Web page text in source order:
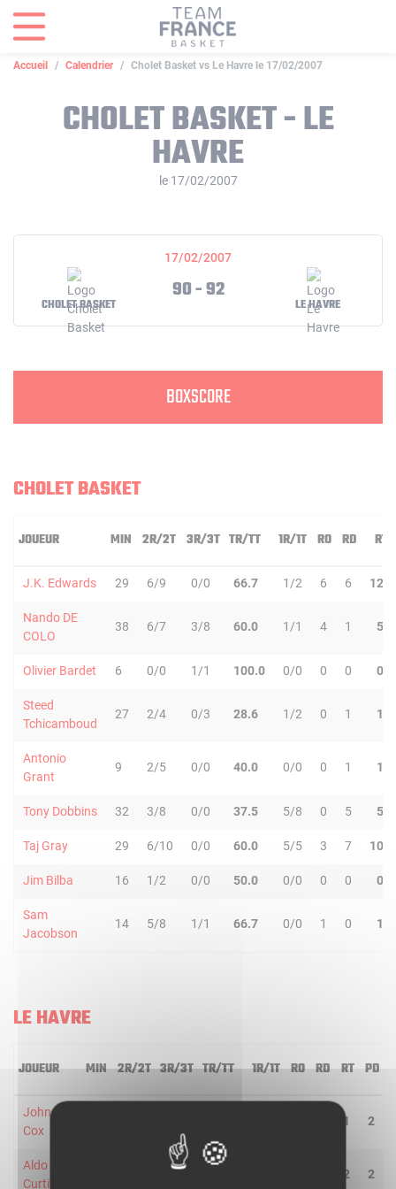
Accueil Calendrier Cholet Basket vs Le Havre le 17/02/2007
CHOLET BASKET - LE
HAVRE
le 17/02/2007
17/02/2007
CHOLET BASKET
90 - 92
LE HAVRE
BOXSCORE
CHOLET BASKET
JOUEUR MIN 2R/2T 3R/3T TR/TT 1R/1T RO RD RT
J.K. Edwards 29 6/9 0/0 66.7 1/2 6 6 12
Nando DE
COLO
38 6/7 3/8 60.0 1/1 4 1 5
Olivier Bardet 6 0/0 1/1 100.0 0/0 0 0 0
Steed
Tchicamboud
27 2/4 0/3 28.6 1/2 0 1 1
Antonio
Grant
9 2/5 0/0 40.0 0/0 0 1 1
Tony Dobbins 32 3/8 0/0 37.5 5/8 0 5 5
Taj Gray 29 6/10 0/0 60.0 5/5 3 7 10
Jim Bilba 16 1/2 0/0 50.0 0/0 0 0 0
Sam
Jacobson
14 5/8 1/1 66.7 0/0 1 0 1
LE HAVRE
JOUEUR MIN 2R/2T 3R/3T TR/TT 1R/1T RO RD RT PD
John
Cox
1 2
Aldo
Curti
1/1 2 2
Panneau de gestion des cookies